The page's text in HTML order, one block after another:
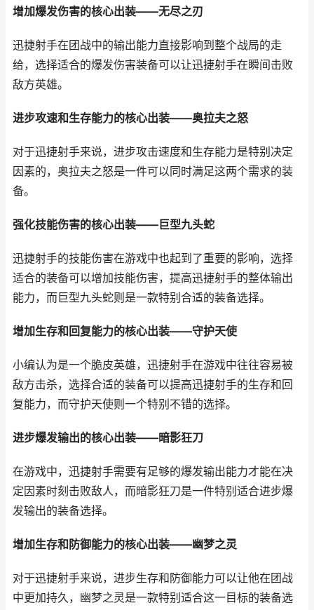
增加爆发伤害的核心出装——无尽之刃
迅捷射手在团战中的输出能力直接影响到整个战局的走
给，选择适合的爆发伤害装备可以让迅捷射手在瞬间击败
敌方英雄。
进步攻速和生存能力的核心出装——奥拉夫之怒
对于迅捷射手来说，进步攻击速度和生存能力是特别决定
因素的，奥拉夫之怒是一件可以同时满足这两个需求的装
备。
强化技能伤害的核心出装——巨型九头蛇
迅捷射手的技能伤害在游戏中也起到了重要的影响，选择
适合的装备可以增加技能伤害，提高迅捷射手的整体输出
能力，而巨型九头蛇则是一款特别合适的装备选择。
增加生存和回复能力的核心出装——守护天使
小编认为是一个脆皮英雄，迅捷射手在游戏中往往容易被
敌方击杀，选择合适的装备可以提高迅捷射手的生存和回
复能力，而守护天使则一个特别不错的选择。
进步爆发输出的核心出装——暗影狂刀
在游戏中，迅捷射手需要有足够的爆发输出能力才能在决
定因素时刻击败敌人，而暗影狂刀是一件特别适合进步爆
发输出的装备选择。
增加生存和防御能力的核心出装——幽梦之灵
对于迅捷射手来说，进步生存和防御能力可以让他在团战
中更加持久，幽梦之灵是一款特别适合这一目标的装备选